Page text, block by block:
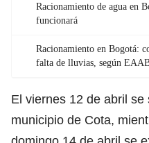
Racionamiento de agua en
funcionará
Racionamiento en Bogotá:
falta de lluvias, según
El viernes 12 de abril
municipio de Cota,